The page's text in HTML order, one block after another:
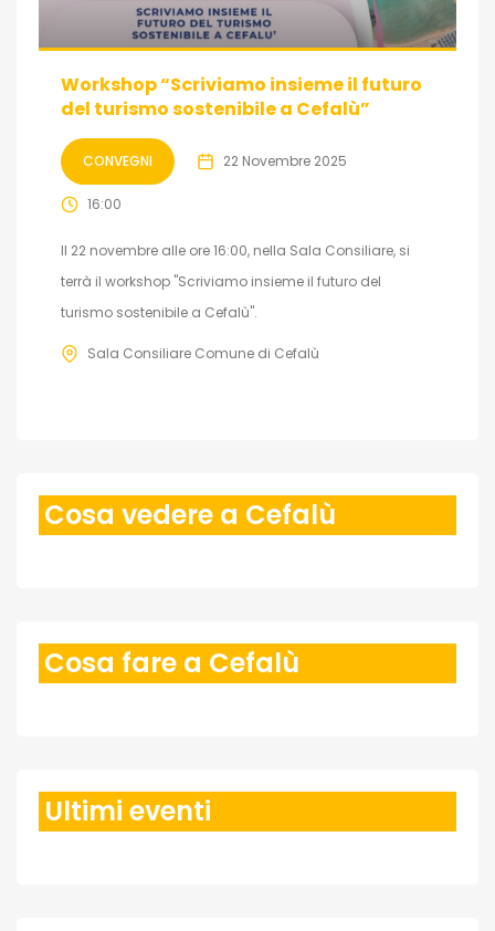
Workshop “Scriviamo insieme il futuro
del turismo sostenibile a Cefalù”
CONVEGNI 22 Novembre 2025
16:00
Il 22 novembre alle ore 16:00, nella Sala Consiliare, si
terrà il workshop "Scriviamo insieme il futuro del
turismo sostenibile a Cefalù".
Sala Consiliare Comune di Cefalù
Cosa vedere a Cefalù
Cosa fare a Cefalù
Ultimi eventi